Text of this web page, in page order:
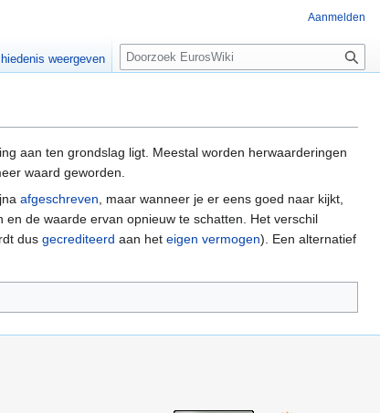
aan ten grondslag ligt. Meestal worden herwaarderingen
waard geworden.
afgeschreven, maar wanneer je er eens goed naar kijkt,
de waarde ervan opnieuw te schatten. Het verschil
dus gecrediteerd aan het eigen vermogen). Een alternatief
Aanmelden
weergeven
Z
o
e
n